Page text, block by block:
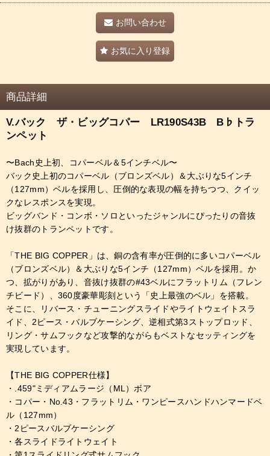
お問い合わせ
お気に入り登録
商品詳細
V.バック ザ・ビッグコパー LR190S43B B♭トラ
ンペット
〜Bach史上初、コパーベル＆5インチベル〜
バック史上初のコパーベル（ブロンズベル）＆大ぶりな5インチ
（127mm）ベルを採用し、圧倒的な表現の幅を持ちつつ、クイッ
クなレスポンスを実現。
ビッグバンド・コンボ・ソロといったジャンルにぴったりの音抜
け抜群のトランペットです。
「THE BIG COPPER」は、銅の含有率が圧倒的に多いコパーベル
（ブロンズベル）＆大ぶりな5インチ（127mm）ベルを採用。か
つ、拡がりがあり、音抜け抜群の#43ベルにフラットリム（フレン
チビード）、360度豪華彫刻という「史上最強のベル」を搭載。
そこに、リバース・チューニングスライドやライトウェイトスラ
イド、2ピース・バルブケーシング、逆相式第3ストップロッド、
リング・サムフックなど攻撃的ながらもベストなセッティングを
実現しています。
【THE BIG COPPER仕様】
・.459"ミディアムラージ（ML）ボア
・コパー・No.43・フラットリム・ワンピースハンドハンマードベ
ル（127mm）
・2ピースバルブケーシング
・各スライドライトウェイト